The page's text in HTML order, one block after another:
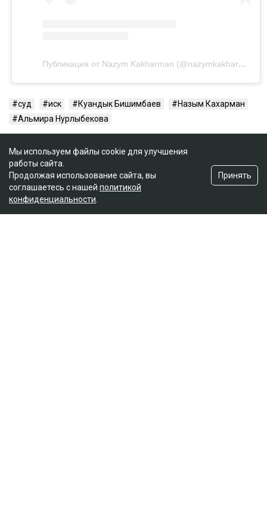
Публикация от Nazym Kakharman (@nazymkakharman)
суд иск Куандык Бишимбаев
Назым Кахарман
Альмира Нурлыбекова
Мы используем файлы cookie для улучшения
работы сайта.
Продолжая использование сайта, вы
соглашаетесь с нашей политикой
конфиденциальности
Принять